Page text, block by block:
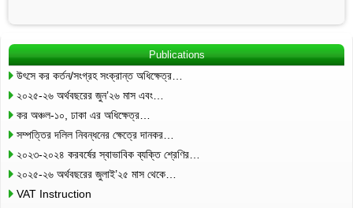
Publications
উৎসে কর কর্তন/সংগ্রহ সংক্রান্ত অধিক্ষেত্র…
২০২৫-২৬ অর্থবছরের জুন’২৬ মাস এবং…
কর অঞ্চল-১০, ঢাকা এর অধিক্ষেত্র…
সম্পত্তির দলিল নিবন্ধনের ক্ষেত্রে দানকর…
২০২৩-২০২৪ করবর্ষের স্বাভাবিক ব্যক্তি শ্রেণির…
২০২৫-২৬ অর্থবছরের জুলাই’২৫ মাস থেকে…
VAT Instruction